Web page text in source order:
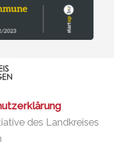
des Landkreises